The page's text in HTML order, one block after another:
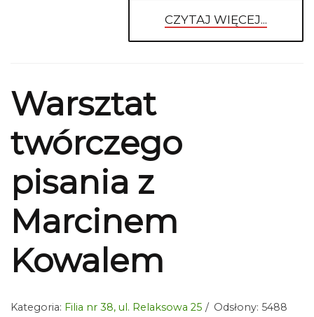
CZYTAJ WIĘCEJ...
Warsztat
twórczego
pisania z
Marcinem
Kowalem
Kategoria: Filia nr 38, ul. Relaksowa 25 Odsłony: 5488